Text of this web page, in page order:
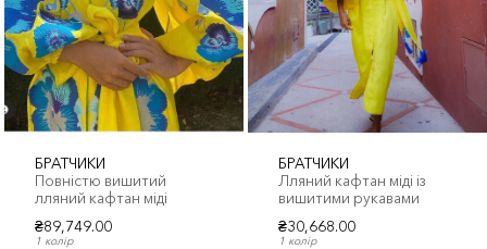
БРАТЧИКИ
Повністю вишитий
лляний кафтан міді
₴89,749.00
1 колір
БРАТЧИКИ
Лляний кафтан міді із
вишитими рукавами
₴30,668.00
1 колір